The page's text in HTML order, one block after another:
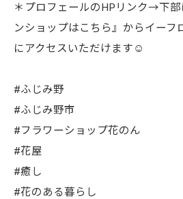
＊プロフェールのHPリンク→下
ンショップはこちら』からイーフ
にアクセスいただけます☺︎
#ふじみ野
#ふじみ野市
#フラワーショップ花のん
#花屋
#癒し
#花のある暮らし